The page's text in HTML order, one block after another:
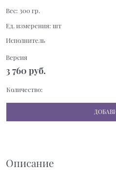
Вес: 300 гр.
Ед. измерения: шт
Исполнитель
Версия
3 760 руб.
Количество:
Описание